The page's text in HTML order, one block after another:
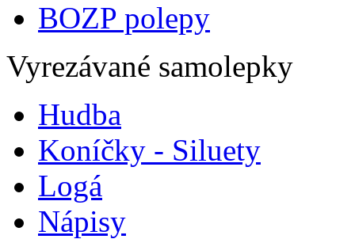
BOZP polepy
Vyrezávané samolepky
Hudba
Koníčky - Siluety
Logá
Nápisy